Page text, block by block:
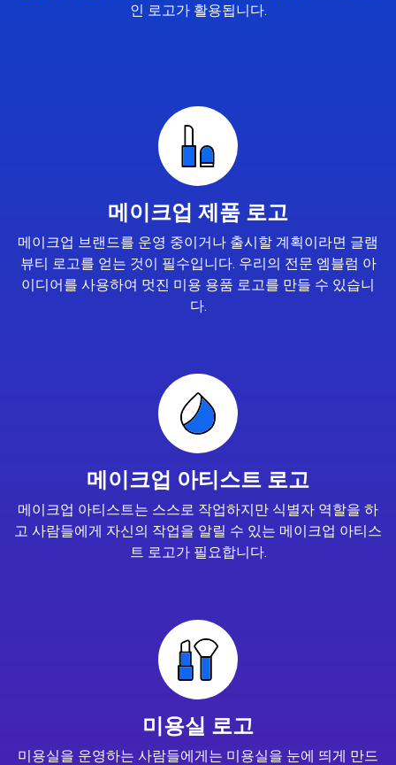
인 로고가 활용됩니다.
메이크업 제품 로고
메이크업 브랜드를 운영 중이거나 출시할 계획이라면 글램
뷰티 로고를 얻는 것이 필수입니다. 우리의 전문 엠블럼 아
이디어를 사용하여 멋진 미용 용품 로고를 만들 수 있습니
다.
메이크업 아티스트 로고
메이크업 아티스트는 스스로 작업하지만 식별자 역할을 하
고 사람들에게 자신의 작업을 알릴 수 있는 메이크업 아티스
트 로고가 필요합니다.
미용실 로고
미용실을 운영하는 사람들에게는 미용실을 눈에 띄게 만드